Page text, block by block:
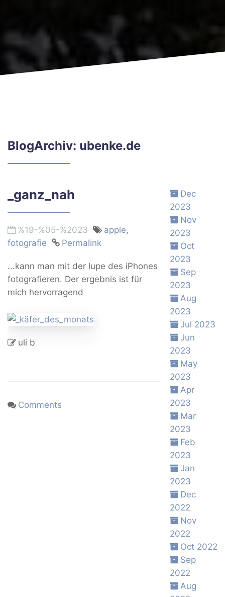
BlogArchiv: ubenke.de
_ganz_nah
%19-%05-%2023 apple,
fotografie
Permalink
...kann man mit der lupe des iPhones
fotografieren. Der ergebnis ist für
mich hervorragend
uli b
Comments
Dec
2023
Nov
2023
Oct
2023
Sep
2023
Aug
2023
Jul 2023
Jun
2023
May
2023
Apr
2023
Mar
2023
Feb
2023
Jan
2023
Dec
2022
Nov
2022
Oct 2022
Sep
2022
Aug